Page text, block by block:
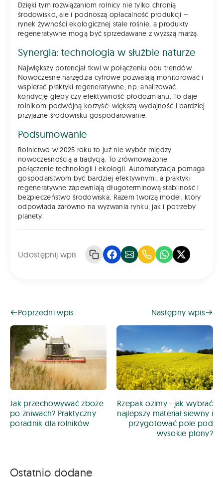
Dzięki tym rozwiązaniom rolnicy nie tylko chronią
środowisko, ale i podnoszą opłacalność produkcji –
rynek żywności ekologicznej stale rośnie, a produkty
regeneratywne mogą być sprzedawane z wyższą marżą.
Synergia: technologia w służbie naturze
Największy potencjał tkwi w połączeniu obu trendów.
Nowoczesne narzędzia cyfrowe pozwalają monitorować i
wspierać praktyki regeneratywne, np. analizować
kondycję gleby czy efektywność płodozmianu. To daje
rolnikom podwójną korzyść: większą wydajność i bardziej
przyjazne środowisku gospodarowanie.
Podsumowanie
Rolnictwo w 2025 roku to już nie wybór między
nowoczesnością a tradycją. To zrównoważone
połączenie technologii i ekologii. Automatyzacja pomaga
gospodarstwom być bardziej efektywnymi, a praktyki
regeneratywne zapewniają długoterminową stabilność i
bezpieczeństwo środowiska. Razem tworzą model, który
odpowiada zarówno na wyzwania rynku, jak i potrzeby
planety.
Udostępnij wpis
Poprzedni wpis
Jak przechowywać zboże
po żniwach? Praktyczny
poradnik dla rolników
Następny wpis
Rzepak ozimy - jak wybrać
najlepszy materiał siewny i
przygotować pole pod
wysokie plony?
Ostatnio dodane